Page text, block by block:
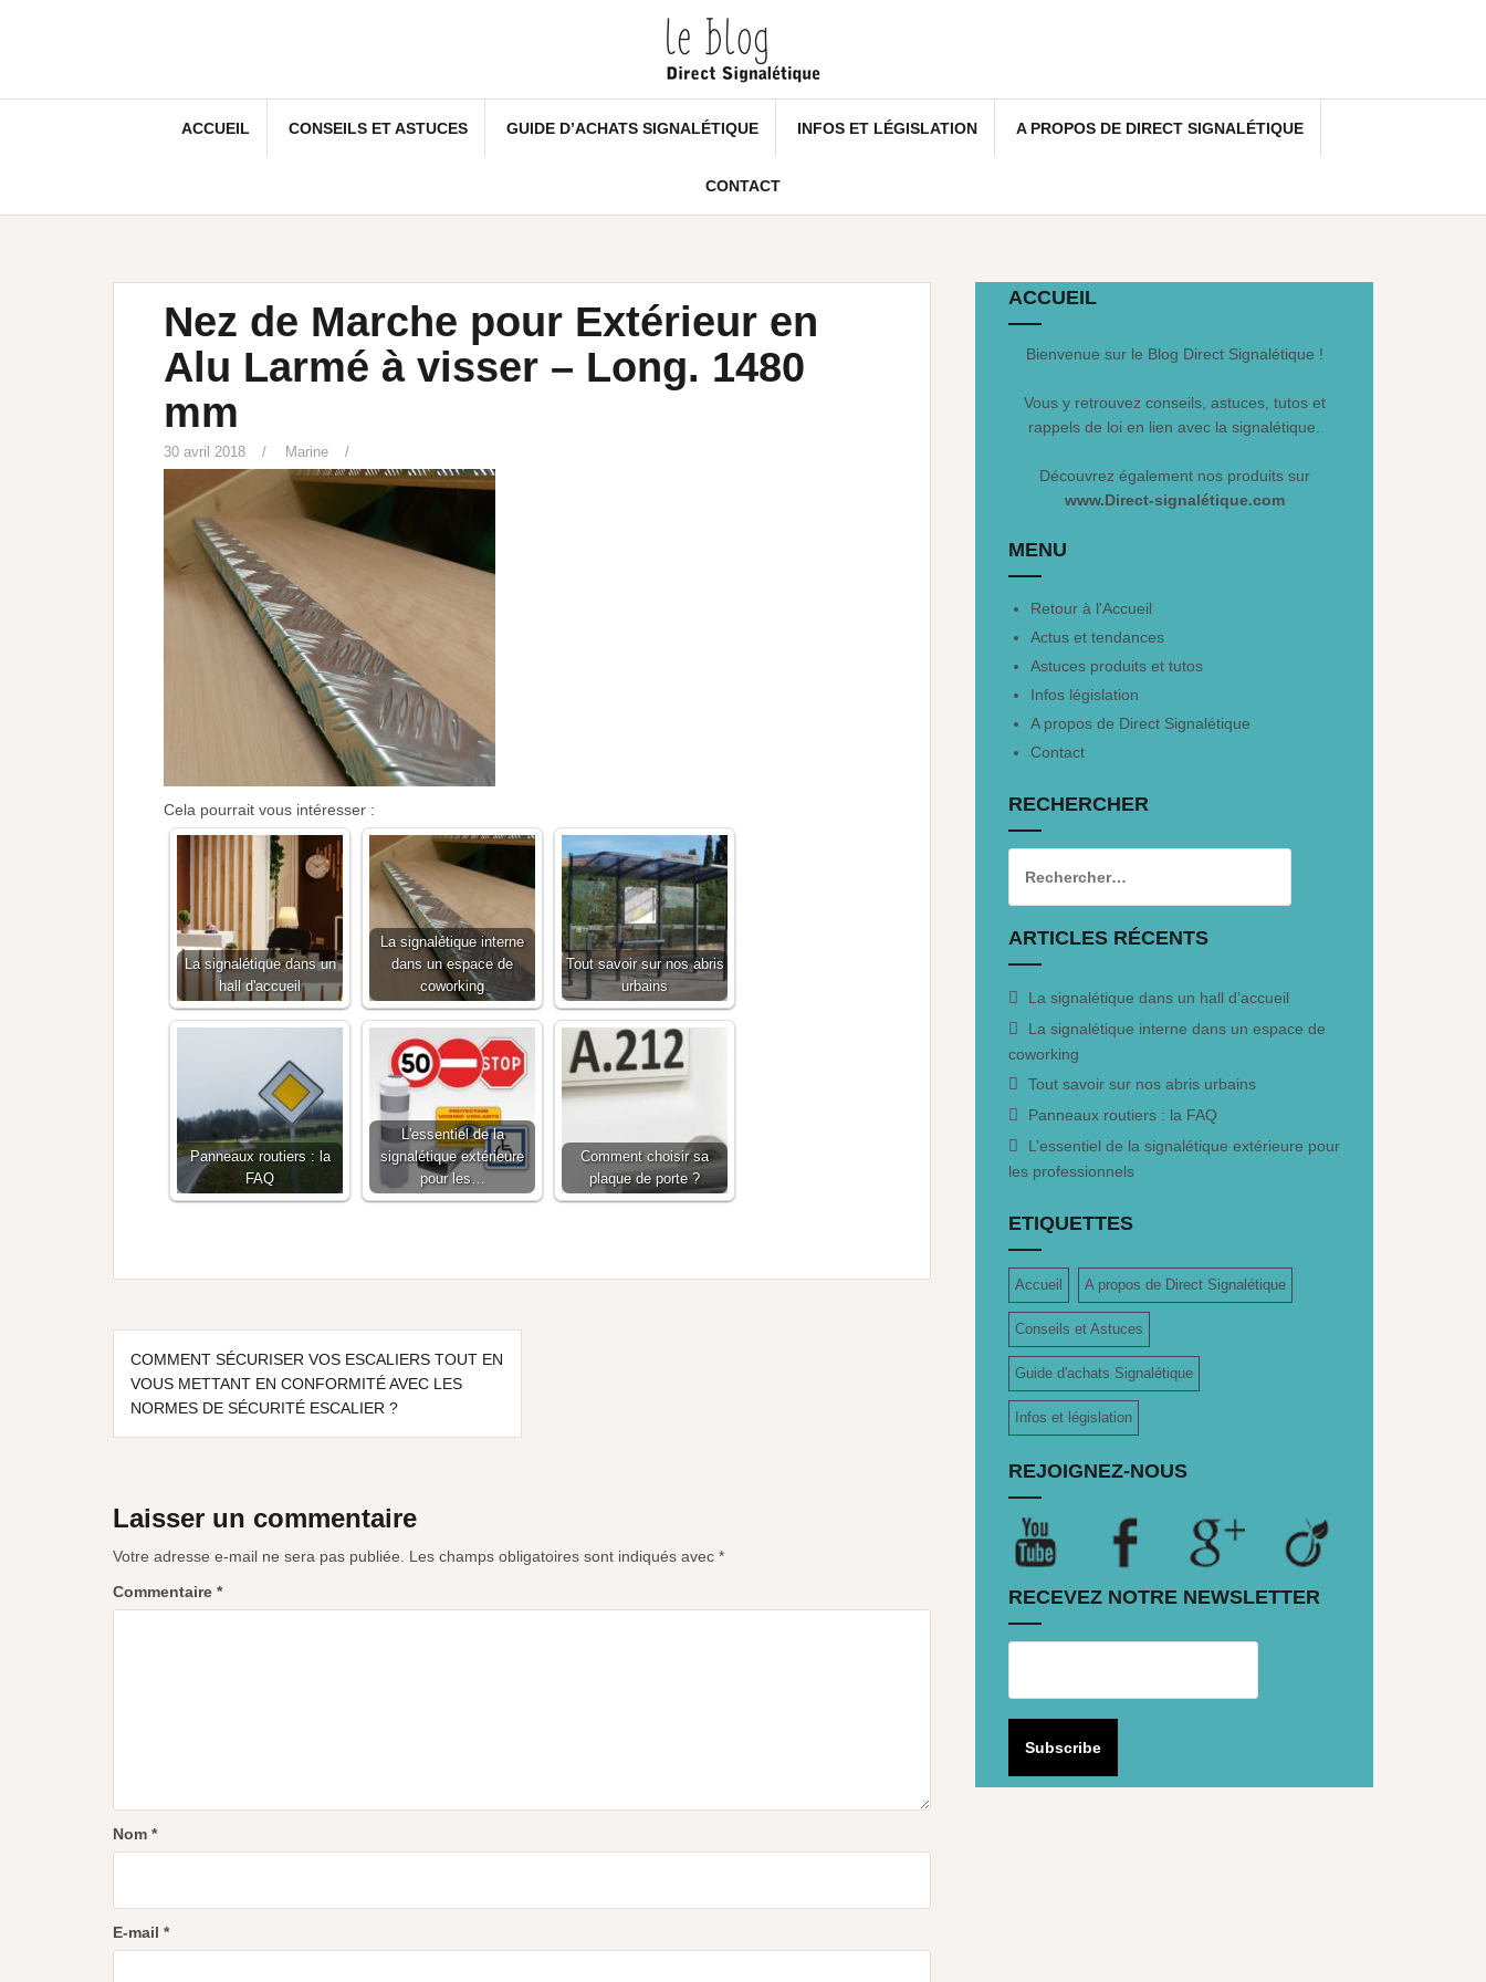
ACCUEIL CONSEILS ET ASTUCES GUIDE D’ACHATS SIGNALÉTIQUE INFOS ET LÉGISLATION A PROPOS DE DIRECT SIGNALÉTIQUE
CONTACT
Nez de Marche pour Extérieur en
Alu Larmé à visser – Long. 1480
mm
30 avril 2018 Marine
Cela pourrait vous intéresser :
La signalétique dans un
hall d'accueil
La signalétique interne
dans un espace de
coworking
Tout savoir sur nos abris
urbains
Panneaux routiers : la
FAQ
L'essentiel de la
signalétique extérieure
pour les…
Comment choisir sa
plaque de porte ?
COMMENT SÉCURISER VOS ESCALIERS TOUT EN
VOUS METTANT EN CONFORMITÉ AVEC LES
NORMES DE SÉCURITÉ ESCALIER ?
Laisser un commentaire
Votre adresse e-mail ne sera pas publiée. Les champs obligatoires sont indiqués avec *
Commentaire *
Nom *
E-mail *
ACCUEIL
Bienvenue sur le Blog Direct Signalétique !
Vous y retrouvez conseils, astuces, tutos et
rappels de loi en lien avec la signalétique.
Découvrez également nos produits sur
www.Direct-signalétique.com
MENU
Retour à l'Accueil
Actus et tendances
Astuces produits et tutos
Infos législation
A propos de Direct Signalétique
Contact
RECHERCHER
ARTICLES RÉCENTS
La signalétique dans un hall d’accueil
La signalétique interne dans un espace de
coworking
Tout savoir sur nos abris urbains
Panneaux routiers : la FAQ
L’essentiel de la signalétique extérieure pour
les professionnels
ETIQUETTES
Accueil A propos de Direct Signalétique
Conseils et Astuces
Guide d'achats Signalétique
Infos et législation
REJOIGNEZ-NOUS
RECEVEZ NOTRE NEWSLETTER